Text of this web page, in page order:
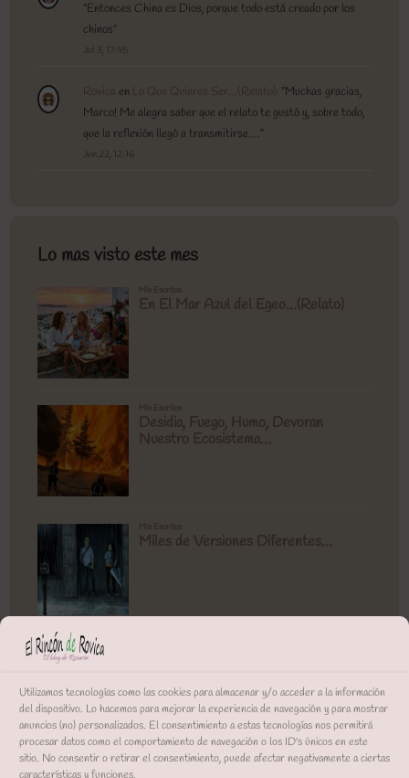
Utilizamos tecnologías como las cookies para almacenar y/o acceder a la información
del dispositivo. Lo hacemos para mejorar la experiencia de navegación y para mostrar
anuncios (no) personalizados. El consentimiento a estas tecnologías nos permitirá
procesar datos como el comportamiento de navegación o los ID's únicos en este
sitio. No consentir o retirar el consentimiento, puede afectar negativamente a ciertas
“Entonces China es Dios, porque todo está creado por los
chinos”
Jul 3, 17:45
Rovica en Lo Que Quieres Ser…(Relato) : “Muchas gracias,
Marco! Me alegra saber que el relato te gustó y, sobre todo,
que la reflexión llegó a transmitirse.…”
Jun 22, 12:16
Lo mas visto este mes